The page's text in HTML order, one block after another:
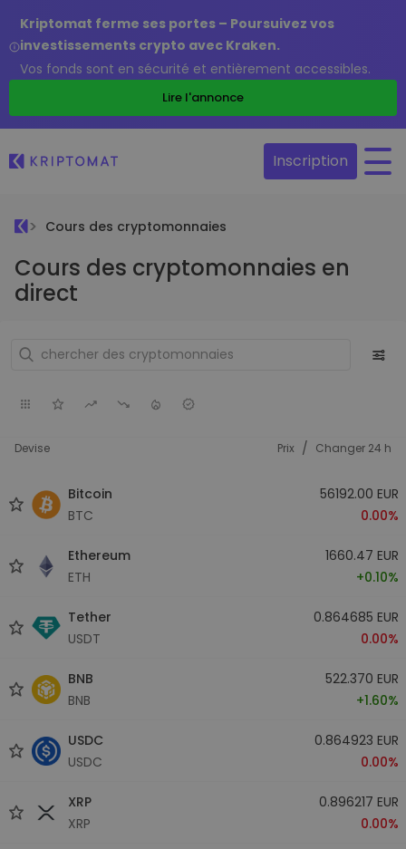
Kriptomat ferme ses portes – Poursuivez vos
investissements crypto avec Kraken.
Vos fonds sont en sécurité et entièrement accessibles.
Lire l'annonce
Inscription
Cours des cryptomonnaies
Cours des cryptomonnaies en
direct
Devise Prix / Changer 24 h
Bitcoin
BTC
56192.00 EUR
0.00%
Ethereum
ETH
1660.47 EUR
+0.10%
Tether
USDT
0.864685 EUR
0.00%
BNB
BNB
522.370 EUR
+1.60%
USDC
USDC
0.864923 EUR
0.00%
XRP
XRP
0.896217 EUR
0.00%